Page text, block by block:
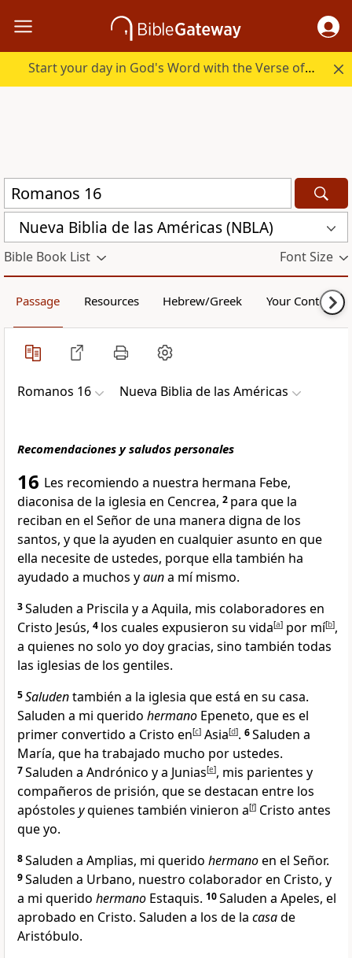
Start your day in God's Word with the Verse of the Day.
Nueva Biblia de las Américas (NBLA)
Bible Book List Font Size
Passage Resources Hebrew/Greek Your Content
Romanos 16 Nueva Biblia de las Américas
Recomendaciones y saludos personales
16 Les recomiendo a nuestra hermana Febe,
diaconisa de la iglesia en Cencrea, 2 para que la
reciban en el Señor de una manera digna de los
santos, y que la ayuden en cualquier asunto en que
ella necesite de ustedes, porque ella también ha
ayudado a muchos yauna mí mismo.
3Saluden a Priscila y a Aquila, mis colaboradores en
Cristo Jesús, 4 los cuales expusieron su vida[a] por mí[b],
a quienes no solo yo doy gracias, sino también todas
las iglesias de los gentiles.
5Saludentambién a la iglesia que está en su casa.
Saluden a mi querido hermano Epeneto, que es el
primer convertido a Cristo en[c] Asia[d]. 6Saluden a
María, que ha trabajado mucho por ustedes.
7Saluden a Andrónico y a Junias[e], mis parientes y
compañeros de prisión, que se destacan entre los
apóstoles yquienes también vinieron a[f] Cristo antes
que yo.
8Saluden a Amplias, mi querido hermanoen el Señor.
9Saluden a Urbano, nuestro colaborador en Cristo, y
a mi querido hermano Estaquis. 10Saluden a Apeles, el
aprobado en Cristo. Saluden a los de la casade
Aristóbulo.